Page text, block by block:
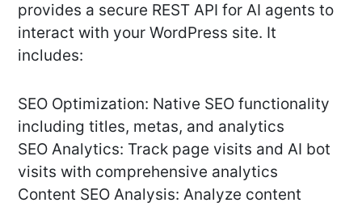
provides a secure REST API for AI agents to
interact with your WordPress site. It
includes:
SEO Optimization: Native SEO functionality
including titles, metas, and analytics
SEO Analytics: Track page visits and AI bot
visits with comprehensive analytics
Content SEO Analysis: Analyze content